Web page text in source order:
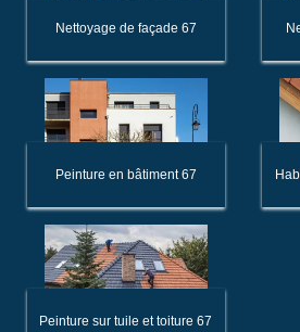
Nettoyage de façade 67
Peinture en bâtiment 67
Peinture sur tuile et toiture 67